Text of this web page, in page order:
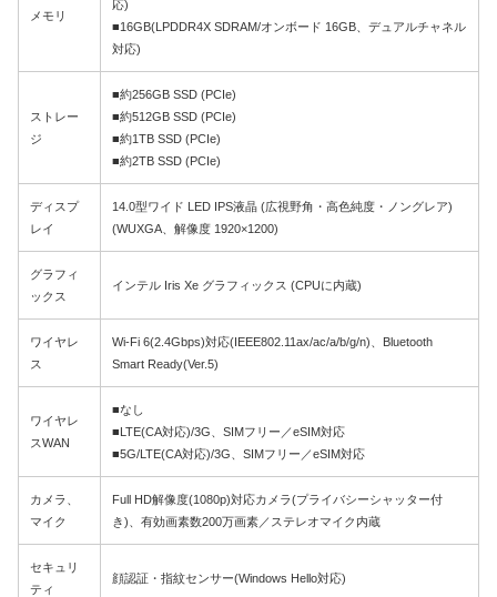
メモリ
応)
■16GB(LPDDR4X SDRAM/オンボード 16GB、デュアルチャネル
対応)
ストレー
ジ
■約256GB SSD (PCIe)
■約512GB SSD (PCIe)
■約1TB SSD (PCIe)
■約2TB SSD (PCIe)
ディスプ
レイ
14.0型ワイド LED IPS液晶 (広視野角・高色純度・ノングレア)
(WUXGA、解像度 1920×1200)
グラフィ
ックス
インテル Iris Xe グラフィックス (CPUに内蔵)
ワイヤレ
ス
Wi-Fi 6(2.4Gbps)対応(IEEE802.11ax/ac/a/b/g/n)、Bluetooth
Smart Ready(Ver.5)
ワイヤレ
スWAN
■なし
■LTE(CA対応)/3G、SIMフリー／eSIM対応
■5G/LTE(CA対応)/3G、SIMフリー／eSIM対応
カメラ、
マイク
Full HD解像度(1080p)対応カメラ(プライバシーシャッター付
き)、有効画素数200万画素／ステレオマイク内蔵
セキュリ
ティ
顔認証・指紋センサー(Windows Hello対応)